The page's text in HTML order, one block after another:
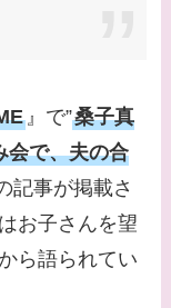
の離婚理由は
は現在何し
松田賢二と辺
の離婚理由は
』で”桑子真
会で、夫の合
記事が掲載さ
お子さんを望
ら語られてい